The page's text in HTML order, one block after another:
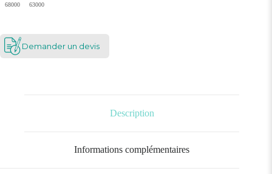
68000 63000
Demander un devis
Description
Informations complémentaires